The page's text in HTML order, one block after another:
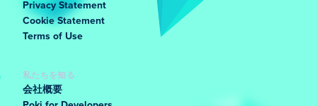
Privacy Statement
Cookie Statement
Terms of Use
私たちを知る
会社概要